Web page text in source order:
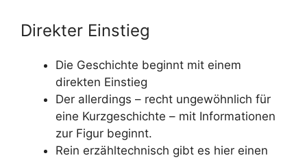
Direkter Einstieg
Die Geschichte beginnt mit einem
direkten Einstieg
Der allerdings – recht ungewöhnlich für
eine Kurzgeschichte – mit Informationen
zur Figur beginnt.
Rein erzähltechnisch gibt es hier einen